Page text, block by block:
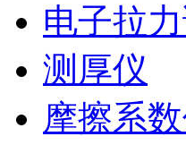
电子拉
测厚仪
摩擦系